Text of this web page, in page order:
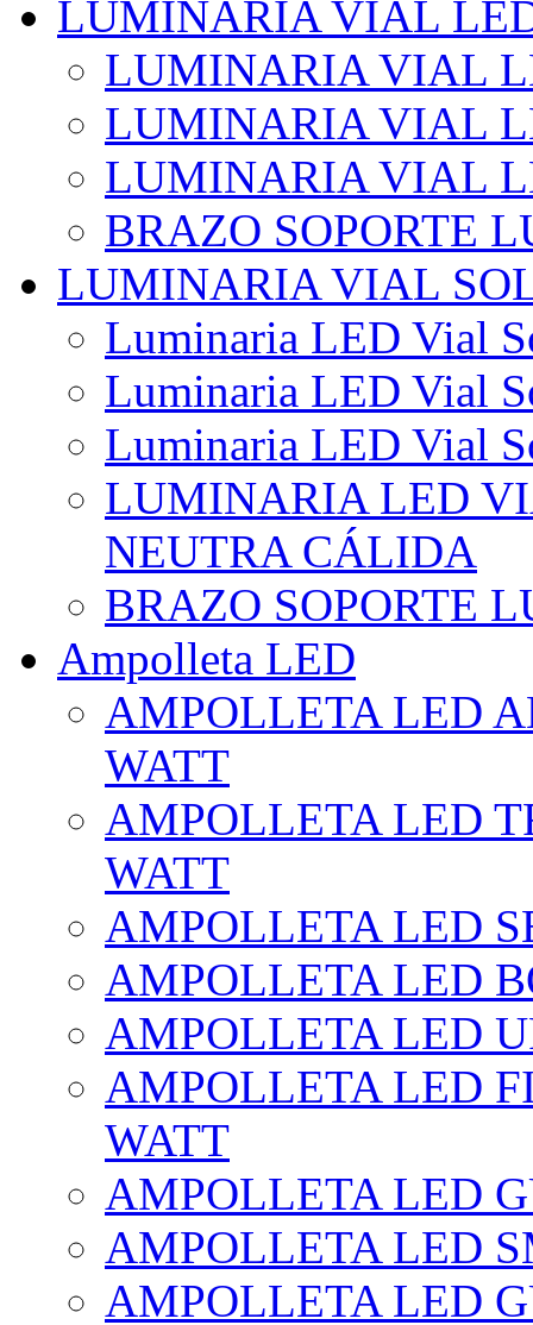
LUMINARIA VIAL
LUMINARIA VIAL
LUMINARIA VIAL
LUMINARIA VIAL
BRAZO SOPORTE
LUMINARIA VIAL
Luminaria LED Vial
Luminaria LED Vial
Luminaria LED Vial
LUMINARIA LED
NEUTRA CÁLIDA
BRAZO SOPORTE
Ampolleta LED
AMPOLLETA LED
WATT
AMPOLLETA LED
WATT
AMPOLLETA LED
AMPOLLETA LED
AMPOLLETA LED
AMPOLLETA LED
WATT
AMPOLLETA LED
AMPOLLETA LED
AMPOLLETA LED